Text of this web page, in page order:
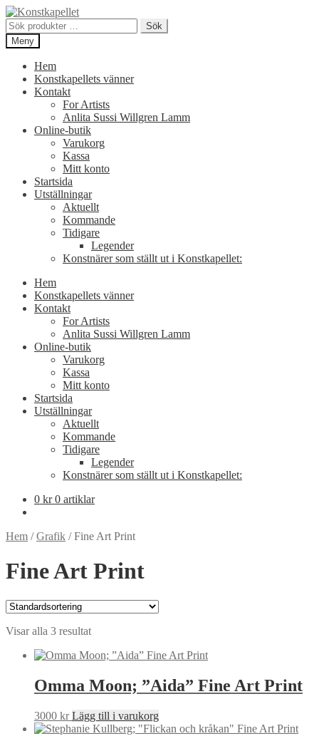
Hoppa
till
navigering
Hoppa
till
innehåll
Sök
efter:
Sök
Meny
Hem
Konstkapellets vänner
Kontakt
For Artists
Anlita Sussi Willgren Lamm
Online-butik
Varukorg
Kassa
Mitt konto
Startsida
Utställningar
Aktuellt
Kommande
Tidigare
Legender
Konstnärer som ställt ut i Konstkapellet:
Hem
Konstkapellets vänner
Kontakt
For Artists
Anlita Sussi Willgren Lamm
Online-butik
Varukorg
Kassa
Mitt konto
Startsida
Utställningar
Aktuellt
Kommande
Tidigare
Legender
Konstnärer som ställt ut i Konstkapellet:
0 kr 0 artiklar
Hem /Grafik /Fine Art Print
Fine Art Print
Visar alla 3 resultat
Omma Moon; ”Aida” Fine Art Print
3000 kr Lägg till i varukorg